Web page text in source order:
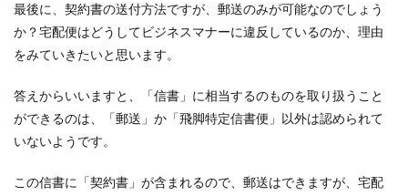
最後に、契約書の送付方法ですが、郵送のみが可能なのでしょう
か？宅配便はどうしてビジネスマナーに違反しているのか、理由
をみていきたいと思います。
答えからいいますと、「信書」に相当するのものを取り扱うこと
ができるのは、「郵送」か「飛脚特定信書便」以外は認められて
いないようです。
この信書に「契約書」が含まれるので、郵送はできますが、宅配